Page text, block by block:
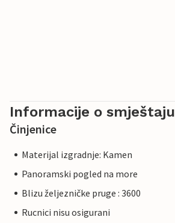
Informacije o smještaju
Činjenice
Materijal izgradnje: Kamen
Panoramski pogled na more
Blizu željezničke pruge : 3600
Rucnici nisu osigurani